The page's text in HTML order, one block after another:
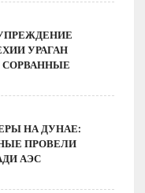
УРАГАН
СОРВАННЫЕ
НА ДУНАЕ:
ПРОВЕЛИ
АЭС